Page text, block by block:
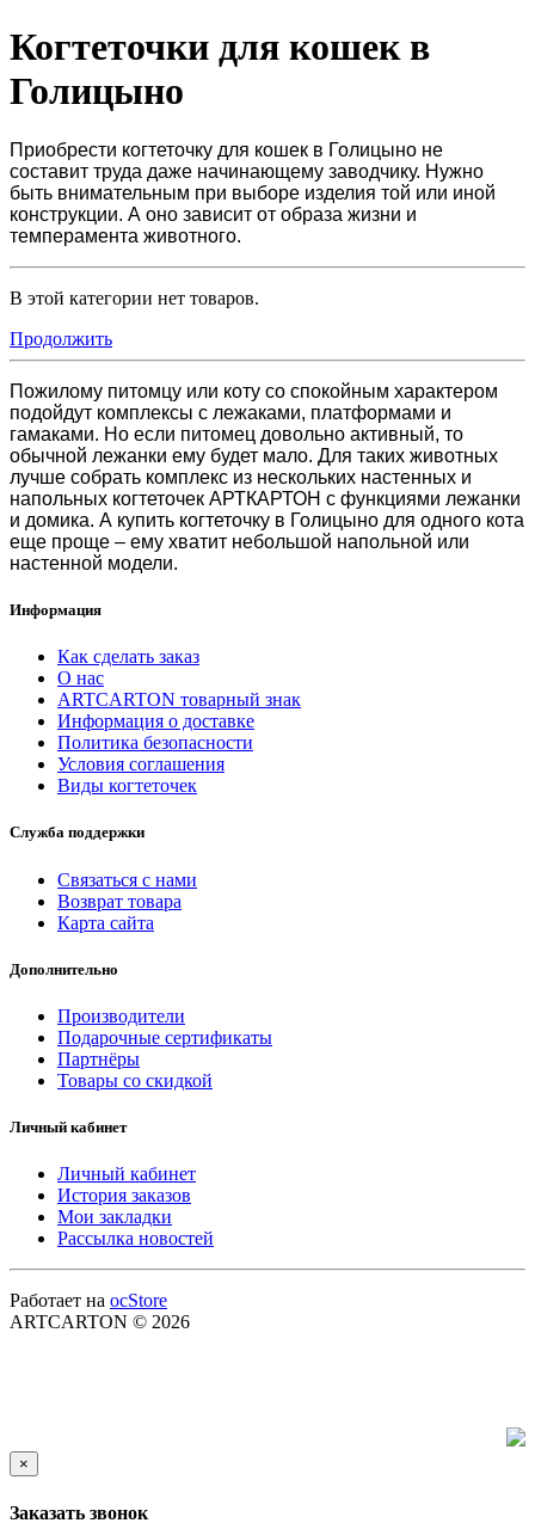
Когтеточки для кошек в
Голицыно
Приобрести когтеточку для кошек в Голицыно не
составит труда даже начинающему заводчику. Нужно
быть внимательным при выборе изделия той или иной
конструкции. А оно зависит от образа жизни и
темперамента животного.
В этой категории нет товаров.
Продолжить
Пожилому питомцу или коту со спокойным характером
подойдут комплексы с лежаками, платформами и
гамаками. Но если питомец довольно активный, то
обычной лежанки ему будет мало. Для таких животных
лучше собрать комплекс из нескольких настенных и
напольных когтеточек АРТКАРТОН с функциями лежанки
и домика. А купить когтеточку в Голицыно для одного кота
еще проще – ему хватит небольшой напольной или
настенной модели.
Информация
Как сделать заказ
О нас
ARTCARTON товарный знак
Информация о доставке
Политика безопасности
Условия соглашения
Виды когтеточек
Служба поддержки
Связаться с нами
Возврат товара
Карта сайта
Дополнительно
Производители
Подарочные сертификаты
Партнёры
Товары со скидкой
Личный кабинет
Личный кабинет
История заказов
Мои закладки
Рассылка новостей
Работает на ocStore
ARTCARTON © 2026
×
Заказать звонок